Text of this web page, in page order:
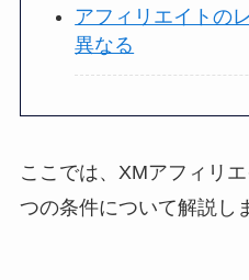
アフィリエイトの
異なる
ここでは、XMアフィリ
つの条件について解説し